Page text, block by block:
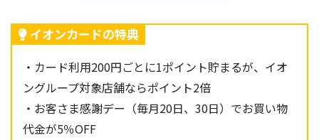
イオンカードの特典
・カード利用200円ごとに1ポイント貯まるが、イオ
ングループ対象店舗ならポイント2倍
・お客さま感謝デー（毎月20日、30日）でお買い物
代金が5％OFF